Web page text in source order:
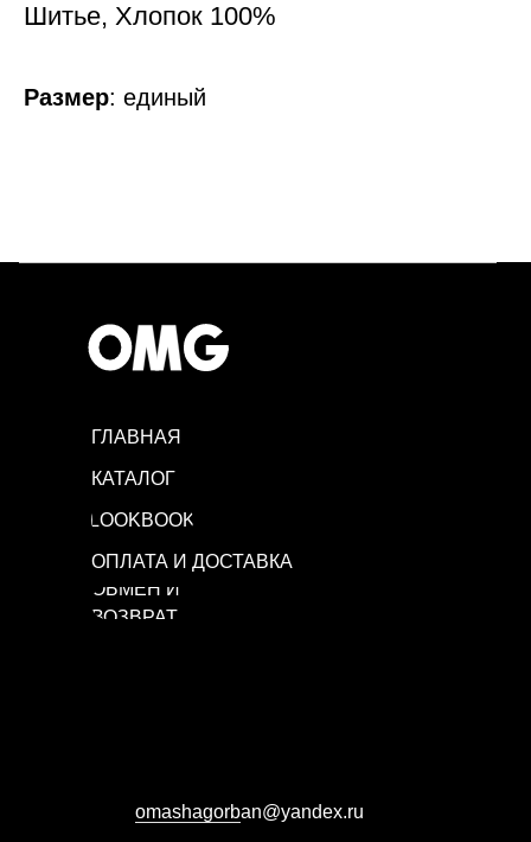
Шитье, Хлопок 100%
Размер: единый
ГЛАВНАЯ
КАТАЛОГ
LOOKBOOK
ОБМЕН И
ВОЗВРАТ
ОПЛАТА И ДОСТАВКА
omashagorbаn@yandex.ru